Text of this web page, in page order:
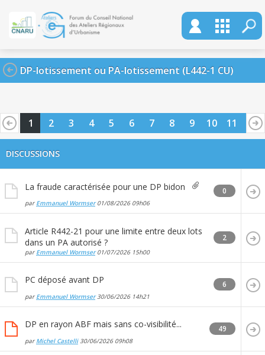
DP-lotissement ou PA-lotissement (L442-1 CU)
1 2 3 4 5 6 7 8 9 10 11
12
DISCUSSIONS
La fraude caractérisée pour une DP bidon
par Emmanuel Wormser01/08/2026 09h06
0
Article R442-21 pour une limite entre deux lots
dans un PA autorisé ?
par Emmanuel Wormser01/07/2026 15h00
2
PC déposé avant DP
par Emmanuel Wormser30/06/2026 14h21
6
DP en rayon ABF mais sans co-visibilité...
par Michel Castelli30/06/2026 09h08
49